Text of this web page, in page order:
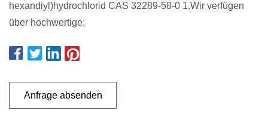
hexandiyl)hydrochlorid CAS 32289-58-0 1.Wir verfügen
über hochwertige;
Anfrage absenden